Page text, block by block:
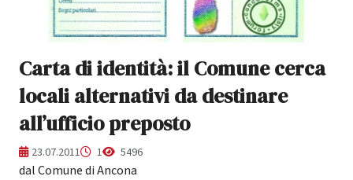
Carta di identità: il Comune cerca
locali alternativi da destinare
all’ufficio preposto
23.07.2011 1 5496
dal Comune di Ancona